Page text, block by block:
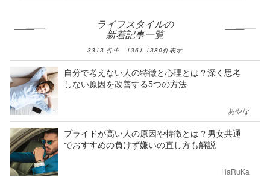
ライフスタイルの
新着記事一覧
3313 件中 1361-1380件表示
自分で考えない人の特徴と心理とは？深く思考
しない原因を改善する5つの方法
あやな
プライドが高い人の原因や特徴とは？男女共通
でおすすめの負けず嫌いの直し方も解説
HaRuKa